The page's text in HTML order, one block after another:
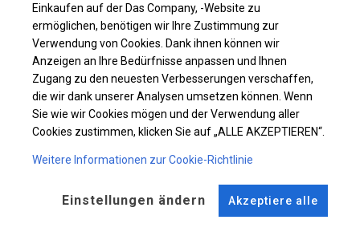
Plane ändern
KONSTRUKTION
SUMMER FLOOR
ANSCHLÜSSE
Einkaufen auf der Das Company, -Website zu
ermöglichen, benötigen wir Ihre Zustimmung zur
Verwendung von Cookies. Dank ihnen können wir
Anzeigen an Ihre Bedürfnisse anpassen und Ihnen
Zugang zu den neuesten Verbesserungen verschaffen,
die wir dank unserer Analysen umsetzen können. Wenn
Sie wie wir Cookies mögen und der Verwendung aller
Cookies zustimmen, klicken Sie auf „ALLE AKZEPTIEREN“.
Weitere Informationen zur Cookie-Richtlinie
Einstellungen ändern Akzeptiere alle